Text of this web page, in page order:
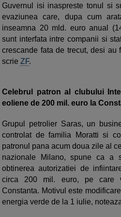
Guvernul isi inaspreste tonul si
evaziunea care, dupa cum
inseamna 20 mld. euro anual
sunt interfata intre companii si
crescande fata de trecut, desi au
scrie ZF.
Celebrul patron al clubului
eoliene de 200 mil. euro la
Grupul petrolier Saras, un
controlat de familia Moratti si
patronul pana acum doua zile al
nazionale Milano, spune ca a
obtinerea autorizatiei de
circa 200 mil. euro, pe care
Constanta. Motivul este
energia verde de la 1 iulie,